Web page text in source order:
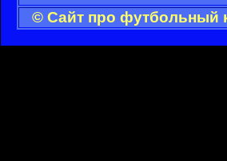
© Сайт про футбольный